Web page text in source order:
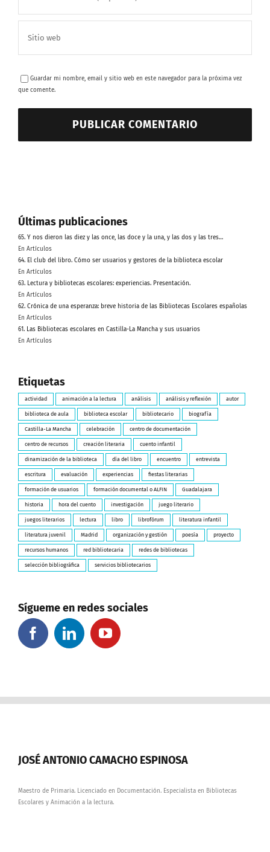
Guardar mi nombre, email y sitio web en este navegador para la próxima vez
que comente.
Últimas publicaciones
65. Y nos dieron las diez y las once, las doce y la una, y las dos y las tres…
En Artículos
64. El club del libro. Cómo ser usuarios y gestores de la biblioteca escolar
En Artículos
63. Lectura y bibliotecas escolares: experiencias. Presentación.
En Artículos
62. Crónica de una esperanza: breve historia de las Bibliotecas Escolares españolas
En Artículos
61. Las Bibliotecas escolares en Castilla-La Mancha y sus usuarios
En Artículos
Etiquetas
actividad animación a la lectura análisis análisis y reflexión autor
biblioteca de aula biblioteca escolar bibliotecario biografía
Castilla-La Mancha celebración centro de documentación
centro de recursos creación literaria cuento infantil
dinamización de la biblioteca día del libro encuentro entrevista
escritura evaluación experiencias fiestas literarias
formación de usuarios formación documental o ALFIN Guadalajara
historia hora del cuento investigación juego literario
juegos literarios lectura libro librofórum literatura infantil
literatura juvenil Madrid organización y gestión poesía proyecto
recursos humanos red bibliotecaria redes de bibliotecas
selección bibliográfica servicios bibliotecarios
Sígueme en redes sociales
JOSÉ ANTONIO CAMACHO ESPINOSA
Maestro de Primaria. Licenciado en Documentación. Especialista en Bibliotecas
Escolares y Animación a la lectura.